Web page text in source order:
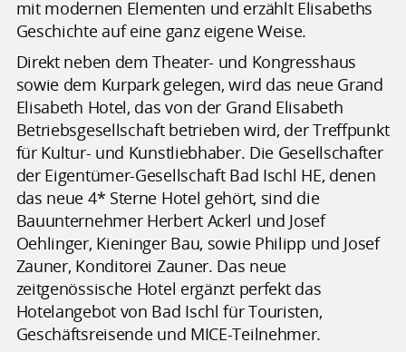
mit modernen Elementen und erzählt Elisabeths
Geschichte auf eine ganz eigene Weise.
Direkt neben dem Theater- und Kongresshaus
sowie dem Kurpark gelegen, wird das neue Grand
Elisabeth Hotel, das von der Grand Elisabeth
Betriebsgesellschaft betrieben wird, der Treffpunkt
für Kultur- und Kunstliebhaber. Die Gesellschafter
der Eigentümer-Gesellschaft Bad Ischl HE, denen
das neue 4* Sterne Hotel gehört, sind die
Bauunternehmer Herbert Ackerl und Josef
Oehlinger, Kieninger Bau, sowie Philipp und Josef
Zauner, Konditorei Zauner. Das neue
zeitgenössische Hotel ergänzt perfekt das
Hotelangebot von Bad Ischl für Touristen,
Geschäftsreisende und MICE-Teilnehmer.